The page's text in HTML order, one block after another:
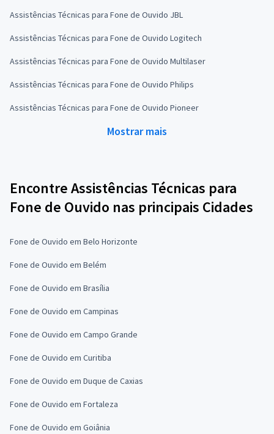
Assistências Técnicas para Fone de Ouvido JBL
Assistências Técnicas para Fone de Ouvido Logitech
Assistências Técnicas para Fone de Ouvido Multilaser
Assistências Técnicas para Fone de Ouvido Philips
Assistências Técnicas para Fone de Ouvido Pioneer
Mostrar mais
Encontre Assistências Técnicas para
Fone de Ouvido nas principais Cidades
Fone de Ouvido em Belo Horizonte
Fone de Ouvido em Belém
Fone de Ouvido em Brasília
Fone de Ouvido em Campinas
Fone de Ouvido em Campo Grande
Fone de Ouvido em Curitiba
Fone de Ouvido em Duque de Caxias
Fone de Ouvido em Fortaleza
Fone de Ouvido em Goiânia